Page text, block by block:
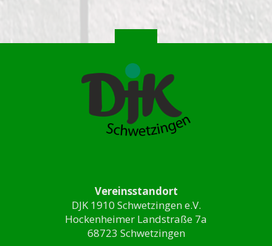
Vereinsstandort
DJK 1910 Schwetzingen e.V.
Hockenheimer Landstraße 7a
68723 Schwetzingen